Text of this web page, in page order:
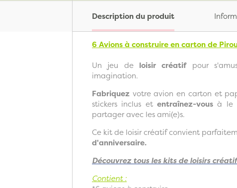
Description du produit
6 Avions à construire en cartonde
Un jeu de loisir créatifpour
imagination.
Fabriquez votre avion en carton et
stickers inclus et entraînez-vous à le
partager avec les ami(e)s.
Ce kit de loisir créatif convient
d'anniversaire.
Découvrez tous les kits de loisirs
Contient :